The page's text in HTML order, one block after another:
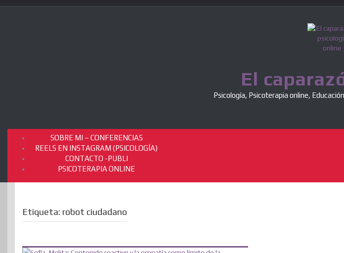
Skip
El
Psicología, Psicoterapia online,
SOBRE MI – CONFERENCIAS
REELS EN INSTAGRAM (PSICOLOGÍA)
CONTACTO -PUBLI
PSICOTERAPIA ONLINE
Etiqueta: robot ciudadano